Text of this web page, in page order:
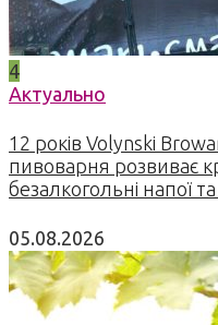
4
Актуально
12 років Volynski
пивоварня розвиває
безалкогольні напої
05.08.2026